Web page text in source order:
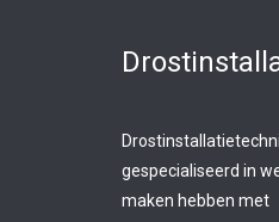
gespecialiseerd in
maken hebben met